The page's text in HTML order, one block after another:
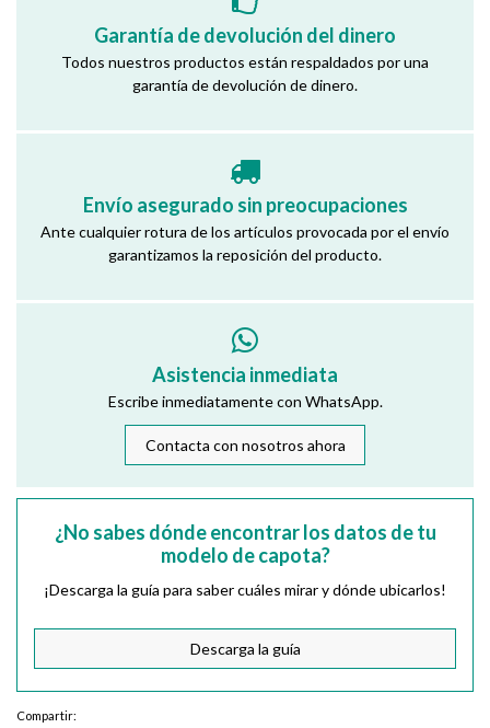
Garantía de devolución del dinero
Todos nuestros productos están respaldados por una
garantía de devolución de dinero.
Envío asegurado sin preocupaciones
Ante cualquier rotura de los artículos provocada por el envío
garantizamos la reposición del producto.
Asistencia inmediata
Escribe inmediatamente con WhatsApp.
Contacta con nosotros ahora
¿No sabes dónde encontrar los datos de tu
modelo de capota?
¡Descarga la guía para saber cuáles mirar y dónde ubicarlos!
Descarga la guía
Compartir: